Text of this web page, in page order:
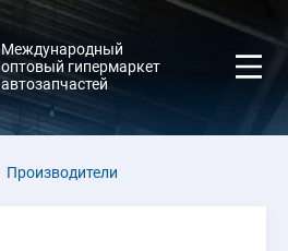
Международный
оптовый гипермаркет
автозапчастей
Производители